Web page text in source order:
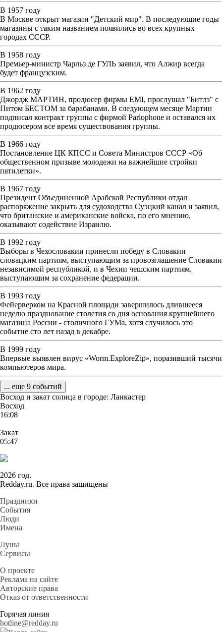
В 1957 году
В Москве открыт магазин "Детский мир". В последующие годы
магазины с таким названием появились во всех крупных
городах СССР.
В 1958 году
Премьер-министр Чарльз де ГУЛЬ заявил, что Алжир всегда
будет французским.
В 1962 году
Джордж МАРТИН, продюсер фирмы EMI, прослушал "Битлз" с
Питом БЕСТОМ за барабанами. В следующем месяце Мартин
подписал контракт группы с фирмой Parlophone и оставался их
продюсером все время существования группы.
В 1966 году
Постановление ЦК КПСС и Совета Министров СССР «Об
общественном призыве молодежи на важнейшие стройки
пятилетки».
В 1967 году
Президент Объединенной Арабской Республики отдал
распоряжение закрыть для судоходства Суэцкий канал и заявил,
что британские и американские войска, по его мнению,
оказывают содействие Израилю.
В 1992 году
Выборы в Чехословакии принесли победу в Словакии
словацким партиям, выступающим за провозглашение Словакии
независимой республикой, и в Чехии чешским партиям,
выступающим за сохранение федерации.
В 1993 году
Фейерверком на Красной площади завершилось длившееся
неделю празднование столетия со дня основания крупнейшего
магазина России - столичного ГУМа, хотя случилось это
событие сто лет назад в декабре.
В 1999 году
Впервые выявлен вирус «Worm.ExploreZip», поразивший тысячи
компьютеров мира.
... еще 9 событий
Восход и закат солнца в городе: Ланкастер
Восход
16:08
Закат
05:47
2026 год.
Redday.ru. Все права защищены
Праздники
События
Люди
Имена
Луны
Сервисы
О проекте
Реклама на сайте
Авторские права
Отказ от ответственности
Горячая линия
hotline@redday.ru